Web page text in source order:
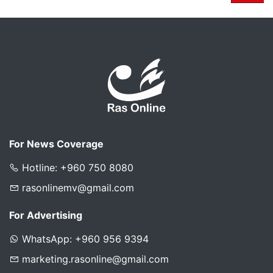
For News Coverage
Hotline: +960 750 8080
rasonlinemv@gmail.com
For Advertising
WhatsApp: +960 956 9394
marketing.rasonline@gmail.com